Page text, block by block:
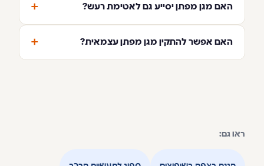
האם מגן מפתן יסייע גם לאטימת רעש? +
האם אפשר להתקין מגן מפתן עצמאית? +
ראו גם: